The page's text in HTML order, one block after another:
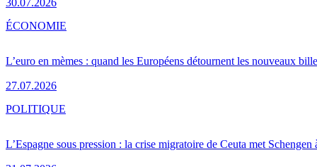
L’euro en mèmes : quand les Européens détournent les nouveaux
27.07.2026
ÉCONOMIE
L’Espagne sous pression : la crise migratoire de Ceuta met Schengen
POLITIQUE